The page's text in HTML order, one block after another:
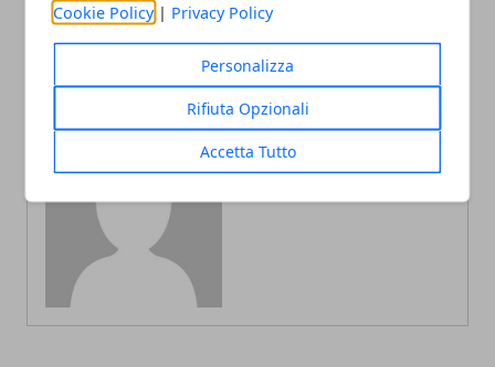
Cookie Policy | Privacy Policy
Personalizza
Rifiuta Opzionali
Accetta Tutto